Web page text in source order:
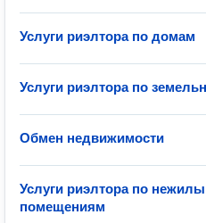
Услуги риэлтора по домам
Услуги риэлтора по
Обмен недвижимости
Услуги риэлтора по
помещениям